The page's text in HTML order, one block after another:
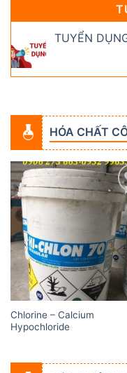
TUYỂN
HÓA CHẤT
Chlorine – Calcium
Hypochloride